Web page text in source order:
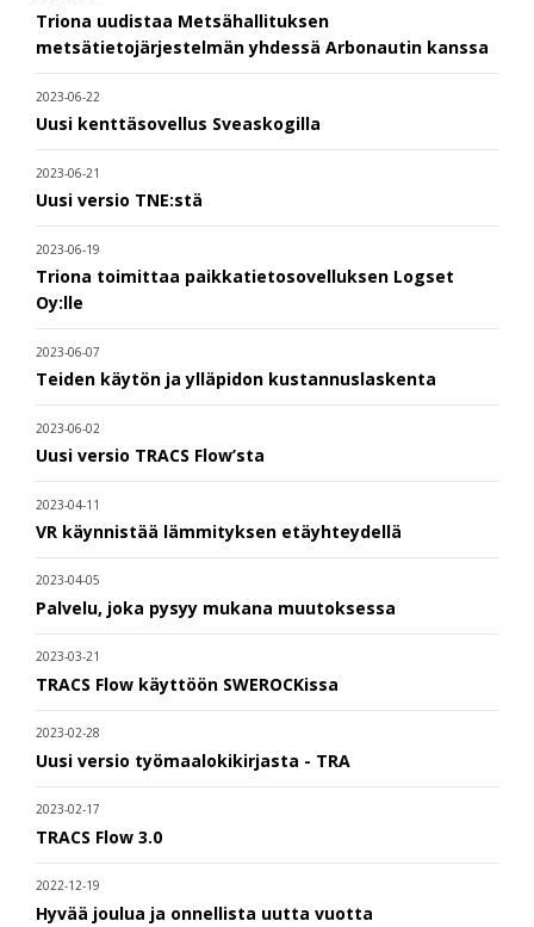
Triona uudistaa Metsähallituksen
metsätietojärjestelmän yhdessä Arbonautin kanssa
2023-06-22
Uusi kenttäsovellus Sveaskogilla
2023-06-21
Uusi versio TNE:stä
2023-06-19
Triona toimittaa paikkatietosovelluksen Logset
Oy:lle
2023-06-07
Teiden käytön ja ylläpidon kustannuslaskenta
2023-06-02
Uusi versio TRACS Flow’sta
2023-04-11
VR käynnistää lämmityksen etäyhteydellä
2023-04-05
Palvelu, joka pysyy mukana muutoksessa
2023-03-21
TRACS Flow käyttöön SWEROCKissa
2023-02-28
Uusi versio työmaalokikirjasta - TRA
2023-02-17
TRACS Flow 3.0
2022-12-19
Hyvää joulua ja onnellista uutta vuotta